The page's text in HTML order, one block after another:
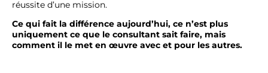
réussite d’une mission.
Ce qui fait la différence aujourd’hui, ce n’est plus
uniquement ce que le consultant sait faire, mais
comment il le met en œuvre avec et pour les autres.